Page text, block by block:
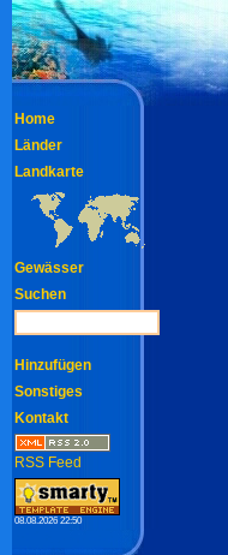
Home
Länder
Landkarte
Gewässer
Suchen
Hinzufügen
Sonstiges
Kontakt
RSS Feed
08.08.2026 22:50